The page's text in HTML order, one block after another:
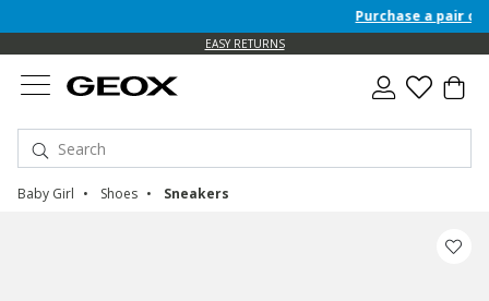
Purchase a pair of
EASY RETURNS
Baby Girl Shoes Sneakers